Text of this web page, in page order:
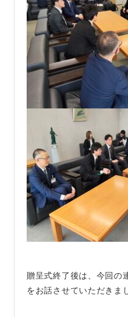
贈呈式終了後は、今回の
をお話させていただきま